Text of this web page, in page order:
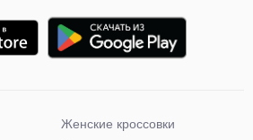
Женские кроссовки